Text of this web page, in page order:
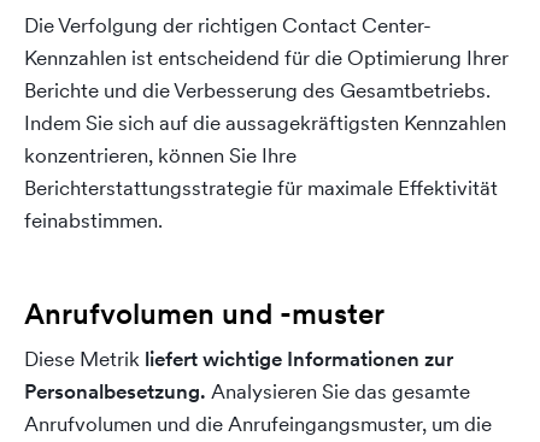
Die Verfolgung der richtigen Contact Center-
Kennzahlen ist entscheidend für die Optimierung Ihrer
Berichte und die Verbesserung des Gesamtbetriebs.
Indem Sie sich auf die aussagekräftigsten Kennzahlen
konzentrieren, können Sie Ihre
Berichterstattungsstrategie für maximale Effektivität
feinabstimmen.
Anrufvolumen und -muster
Diese Metrik liefert wichtige Informationen zur
Personalbesetzung. Analysieren Sie das gesamte
Anrufvolumen und die Anrufeingangsmuster, um die